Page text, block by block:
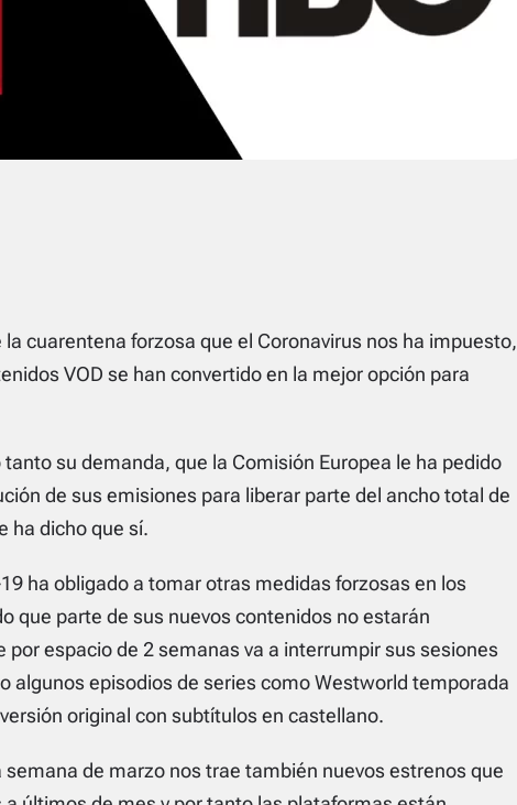
cuarentena forzosa que el Coronavirus nos ha impuesto,
VOD se han convertido en la mejor opción para
su demanda, que la Comisión Europea le ha pedido
de sus emisiones para liberar parte del ancho total de
ha dicho que sí.
ha obligado a tomar otras medidas forzosas en los
que parte de sus nuevos contenidos no estarán
por espacio de 2 semanas va a interrumpir sus sesiones
algunos episodios de series como Westworld temporada
original con subtítulos en castellano.
de marzo nos trae también nuevos estrenos que